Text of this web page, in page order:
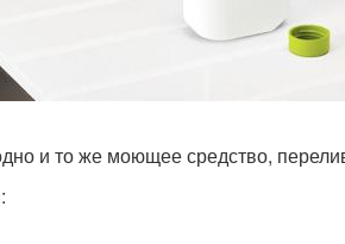
и то же моющее средство,